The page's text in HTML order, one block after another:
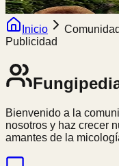
Inicio
Comunidad
Publicidad
Bienvenido a la
nosotros y haz crecer
amantes de la